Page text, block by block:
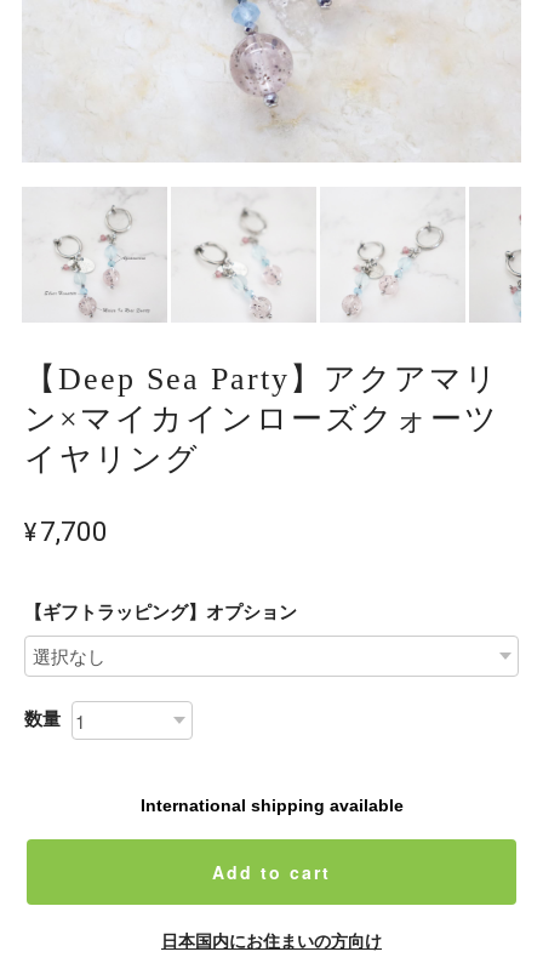
【Deep Sea Party】アクアマリ
ン×マイカインローズクォーツ
イヤリング
¥7,700
【ギフトラッピング】オプション
数量
International shipping available
Add to cart
日本国内にお住まいの方向け